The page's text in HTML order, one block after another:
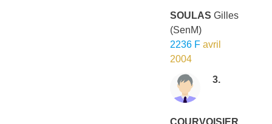
SOULAS Gilles
(SenM)
2236 F avril
2004
3.
COURVOISIER